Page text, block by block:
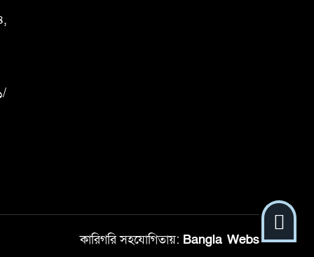
কারিগরি সহযোগিতায়: Bangla Webs